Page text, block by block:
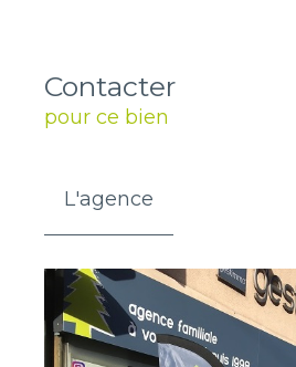
Contacter
pour ce bien
L'agence